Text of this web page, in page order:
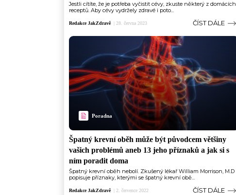
Jestli cítíte, že je potřeba vyčistit cévy, zkuste některý z domácích
receptů. Aby cévy vydržely zdravé i poto...
Redakce JakZdravě 28. června 2023 ČÍST DÁLE
Poradna
Špatný krevní oběh může být původcem většiny
vašich problémů aneb 13 jeho příznaků a jak si s
ním poradit doma
Špatný krevní oběh nebolí. Zkušený lékař William Morrison, M.D
popisuje příznaky, kterými se špatný krevní obě...
Redakce JakZdravě 2. července 2022 ČÍST DÁLE